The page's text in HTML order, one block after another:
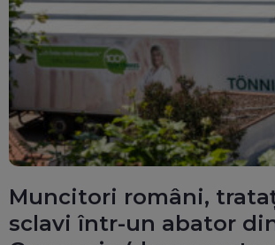
Muncitori români,
sclavi într-un abator